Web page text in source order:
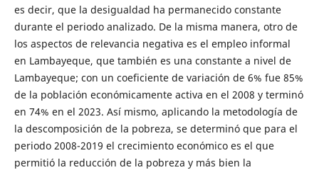
es decir, que la desigualdad ha permanecido constante
durante el periodo analizado. De la misma manera, otro de
los aspectos de relevancia negativa es el empleo informal
en Lambayeque, que también es una constante a nivel de
Lambayeque; con un coeficiente de variación de 6% fue 85%
de la población económicamente activa en el 2008 y terminó
en 74% en el 2023. Así mismo, aplicando la metodología de
la descomposición de la pobreza, se determinó que para el
periodo 2008-2019 el crecimiento económico es el que
permitió la reducción de la pobreza y más bien la